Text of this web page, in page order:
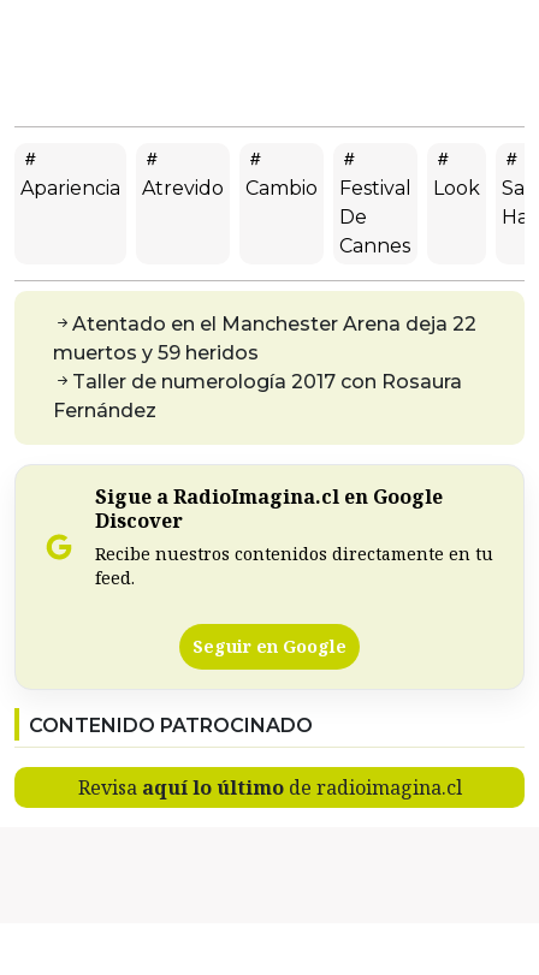
Apariencia Atrevido Cambio
Festival
De
Cannes
Look
Atentado en el Manchester Arena deja 22
muertos y 59 heridos
Taller de numerología 2017 con Rosaura
Fernández
Sigue a RadioImagina.cl en Google
Discover
Recibe nuestros contenidos directamente en tu
feed.
Seguir en Google
CONTENIDO PATROCINADO
Revisa aquí lo últimode radioimagina.cl